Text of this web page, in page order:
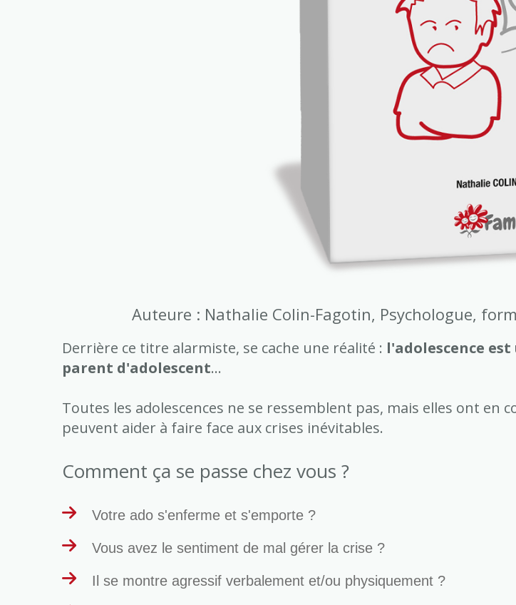
Auteure : Nathalie Colin-Fagotin, Psychologue,
Derrière ce titre alarmiste, se cache une réalité : l'adolescence
parent d'adolescent...
Toutes les adolescences ne se ressemblent pas, mais elles ont en
peuvent aider à faire face aux crises inévitables.
Comment ça se passe chez vous ?
Votre ado s'enferme et s'emporte ?
Vous avez le sentiment de mal gérer la crise ?
Il se montre agressif verbalement et/ou physiquement ?